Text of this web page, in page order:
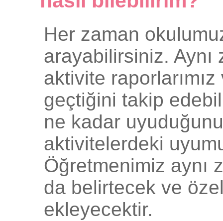
Her zaman
arayabilirsiniz.
aktivite
geçtiğini takip
ne kadar
aktivitelerdeki
Öğretmenimiz aynı
da belirtecek ve
ekleyecektir.